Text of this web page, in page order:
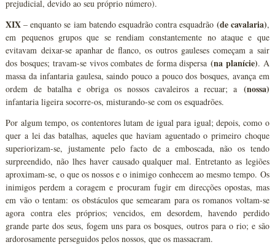
prejudicial, devido ao seu próprio número).
XIX– enquanto se iam batendo esquadrão contra esquadrão (de cavalaria),
em pequenos grupos que se rendiam constantemente no ataque e que
evitavam deixar-se apanhar de flanco, os outros gauleses começam a sair
dos bosques; travam-se vivos combates de forma dispersa(na planície). A
massa da infantaria gaulesa, saindo pouco a pouco dos bosques, avança em
ordem de batalha e obriga os nossos cavaleiros a recuar; a (nossa)
infantaria ligeira socorre-os, misturando-se com os esquadrões.
Por algum tempo, os contentores lutam de igual para igual; depois, como o
quer a lei das batalhas, aqueles que haviam aguentado o primeiro choque
superiorizam-se, justamente pelo facto de a emboscada, não os tendo
surpreendido, não lhes haver causado qualquer mal. Entretanto as legiões
aproximam-se, o que os nossos e o inimigo conhecem ao mesmo tempo. Os
inimigos perdem a coragem e procuram fugir em direcções opostas, mas
em vão o tentam: os obstáculos que semearam para os romanos voltam-se
agora contra eles próprios; vencidos, em desordem, havendo perdido
grande parte dos seus, fogem uns para os bosques, outros para o rio; e são
ardorosamente perseguidos pelos nossos, que os massacram.